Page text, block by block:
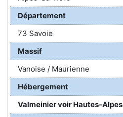
Département
73 Savoie
Massif
Vanoise / Maurienne
Hébergement
Valmeinier voir Hautes-Alpes